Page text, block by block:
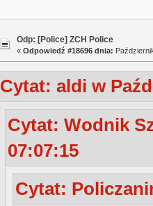
Odp: [Police] ZCH Police
« Odpowiedź #18696 dnia:
Cytat: aldi w
Cytat: Wodnik
07:07:15
Cytat: